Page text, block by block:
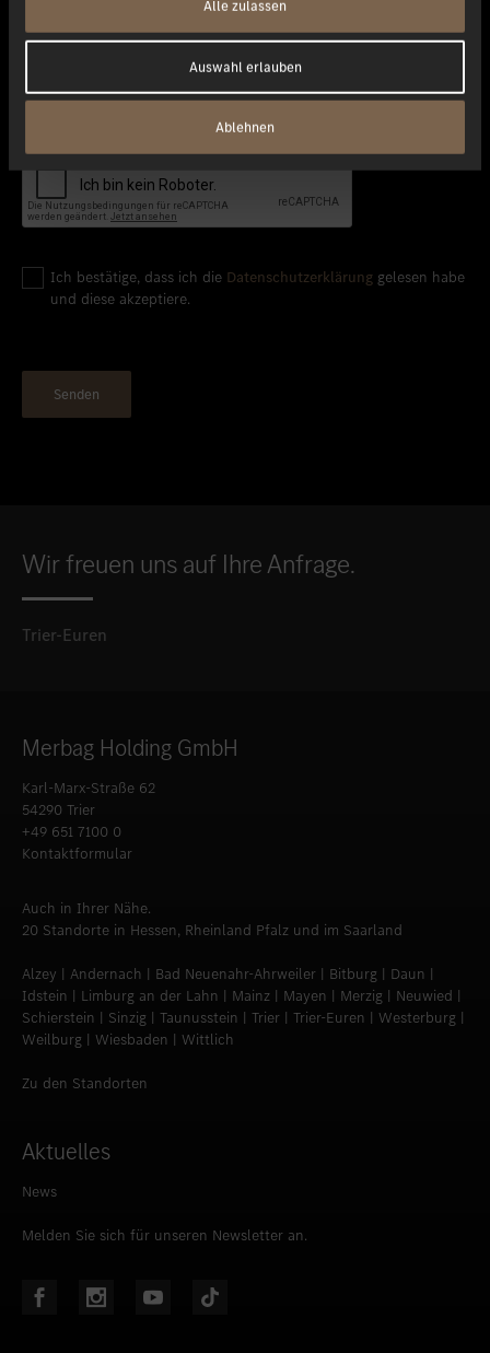
Alle zulassen
Auswahl erlauben
Ablehnen
Ich bestätige, dass ich die Datenschutzerklärung gelesen habe
und diese akzeptiere.
Wir freuen uns auf Ihre Anfrage.
Trier-Euren
Merbag Holding GmbH
Karl-Marx-Straße 62
54290 Trier
+49 651 7100 0
Kontaktformular
Auch in Ihrer Nähe.
20 Standorte in Hessen, Rheinland Pfalz und im Saarland
Alzey | Andernach | Bad Neuenahr-Ahrweiler | Bitburg | Daun |
Idstein | Limburg an der Lahn | Mainz | Mayen | Merzig | Neuwied |
Schierstein | Sinzig | Taunusstein | Trier | Trier-Euren | Westerburg |
Weilburg | Wiesbaden | Wittlich
Zu den Standorten
Aktuelles
News
Melden Sie sich für unseren Newsletter an.